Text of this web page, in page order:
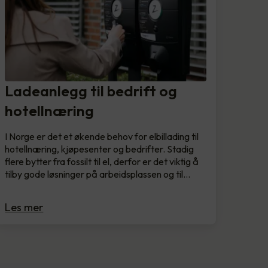
Ladeanlegg til bedrift og
hotellnæring
I Norge er det et økende behov for elbillading til
hotellnæring, kjøpesenter og bedrifter. Stadig
flere bytter fra fossilt til el, derfor er det viktig å
tilby gode løsninger på arbeidsplassen og til…
Les mer